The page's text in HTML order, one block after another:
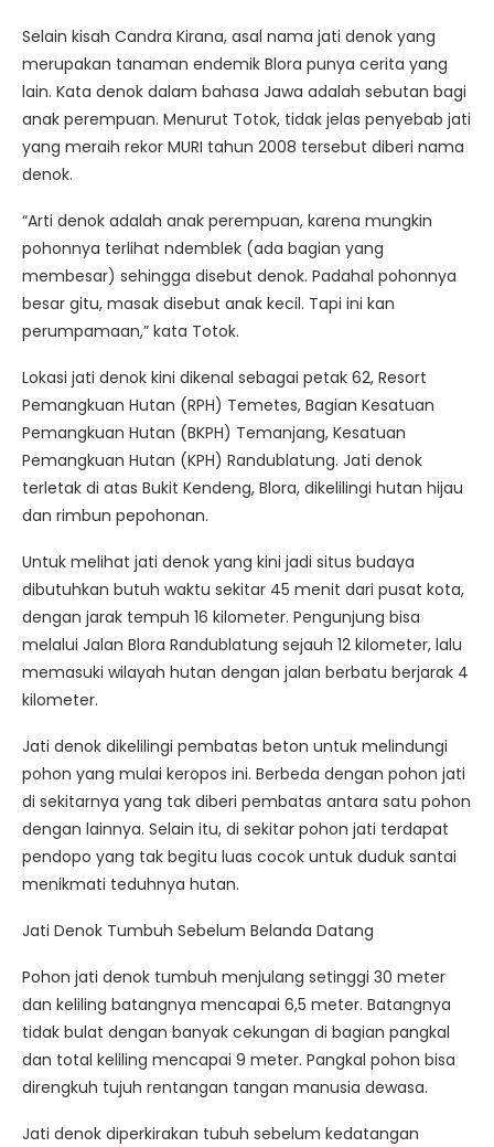
Selain kisah Candra Kirana, asal nama jati denok yang
merupakan tanaman endemik Blora punya cerita yang
lain. Kata denok dalam bahasa Jawa adalah sebutan bagi
anak perempuan. Menurut Totok, tidak jelas penyebab jati
yang meraih rekor MURI tahun 2008 tersebut diberi nama
denok.
“Arti denok adalah anak perempuan, karena mungkin
pohonnya terlihat ndemblek (ada bagian yang
membesar) sehingga disebut denok. Padahal pohonnya
besar gitu, masak disebut anak kecil. Tapi ini kan
perumpamaan,” kata Totok.
Lokasi jati denok kini dikenal sebagai petak 62, Resort
Pemangkuan Hutan (RPH) Temetes, Bagian Kesatuan
Pemangkuan Hutan (BKPH) Temanjang, Kesatuan
Pemangkuan Hutan (KPH) Randublatung. Jati denok
terletak di atas Bukit Kendeng, Blora, dikelilingi hutan hijau
dan rimbun pepohonan.
Untuk melihat jati denok yang kini jadi situs budaya
dibutuhkan butuh waktu sekitar 45 menit dari pusat kota,
dengan jarak tempuh 16 kilometer. Pengunjung bisa
melalui Jalan Blora Randublatung sejauh 12 kilometer, lalu
memasuki wilayah hutan dengan jalan berbatu berjarak 4
kilometer.
Jati denok dikelilingi pembatas beton untuk melindungi
pohon yang mulai keropos ini. Berbeda dengan pohon jati
di sekitarnya yang tak diberi pembatas antara satu pohon
dengan lainnya. Selain itu, di sekitar pohon jati terdapat
pendopo yang tak begitu luas cocok untuk duduk santai
menikmati teduhnya hutan.
Jati Denok Tumbuh Sebelum Belanda Datang
Pohon jati denok tumbuh menjulang setinggi 30 meter
dan keliling batangnya mencapai 6,5 meter. Batangnya
tidak bulat dengan banyak cekungan di bagian pangkal
dan total keliling mencapai 9 meter. Pangkal pohon bisa
direngkuh tujuh rentangan tangan manusia dewasa.
Jati denok diperkirakan tubuh sebelum kedatangan